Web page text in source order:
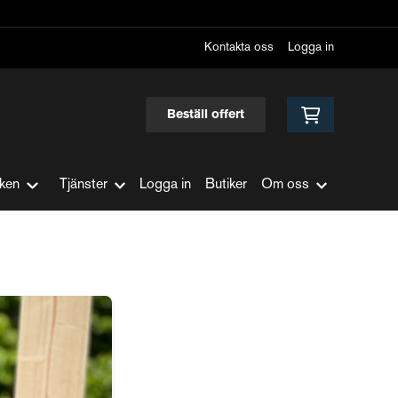
Kontakta oss Logga in
Beställ offert
Tjänster Logga in Butiker Om oss